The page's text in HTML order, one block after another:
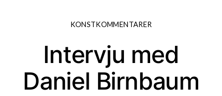
KONSTKOMMENTARER
Intervju med
Daniel Birnbaum